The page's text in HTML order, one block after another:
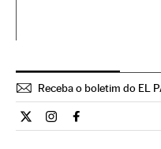
Receba o boletim do EL
Internacional El País
Internacional El
Internacional El